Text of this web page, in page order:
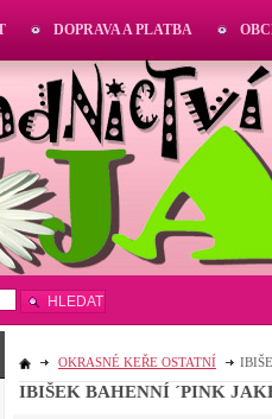
OKRASNÉ KEŘE OSTATNÍ
IBIŠEK BAHENNÍ ´PINK
DOPRAVA A PLATBA
HLEDAT